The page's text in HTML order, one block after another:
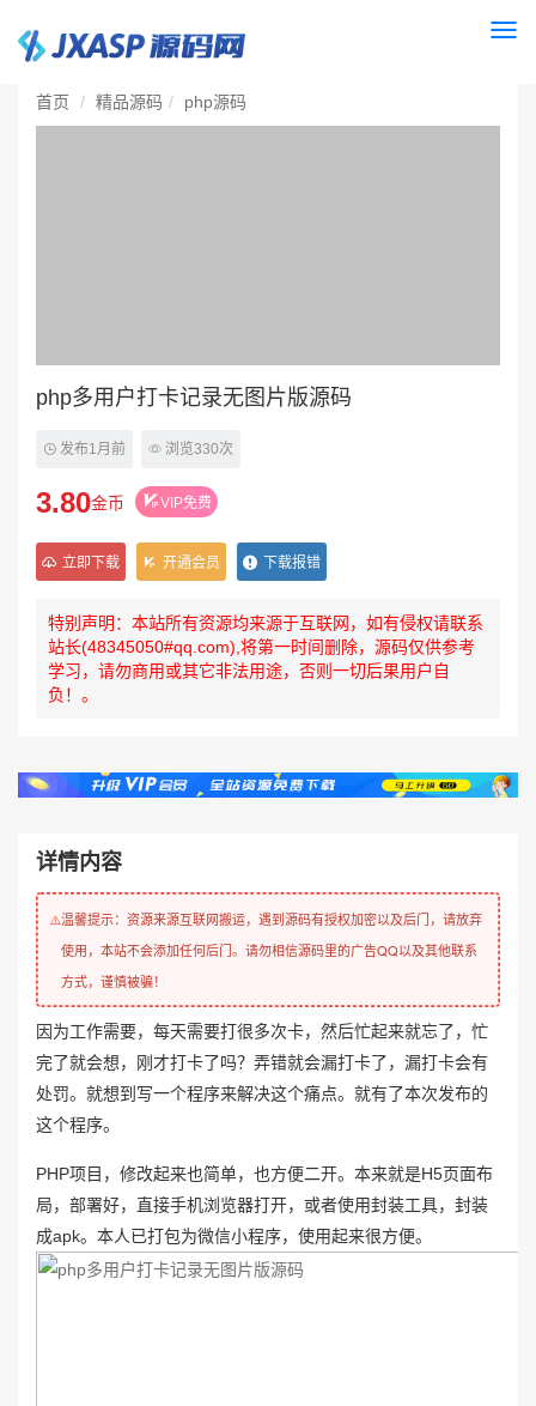
首页 精品源码 php源码
php多用户打卡记录无图片版源码
发布1月前 浏览330次
3.80金币 VIP免费
立即下载 开通会员 下载报错
特别声明：本站所有资源均来源于互联网，如有侵权请联系
站长(48345050#qq.com),将第一时间删除，源码仅供参考
学习，请勿商用或其它非法用途，否则一切后果用户自
负！。
详情内容
⚠️温馨提示：资源来源互联网搬运，遇到源码有授权加密以及后门，请放弃
使用，本站不会添加任何后门。请勿相信源码里的广告QQ以及其他联系
方式，谨慎被骗！
因为工作需要，每天需要打很多次卡，然后忙起来就忘了，忙
完了就会想，刚才打卡了吗？弄错就会漏打卡了，漏打卡会有
处罚。就想到写一个程序来解决这个痛点。就有了本次发布的
这个程序。
PHP项目，修改起来也简单，也方便二开。本来就是H5页面布
局，部署好，直接手机浏览器打开，或者使用封装工具，封装
成apk。本人已打包为微信小程序，使用起来很方便。